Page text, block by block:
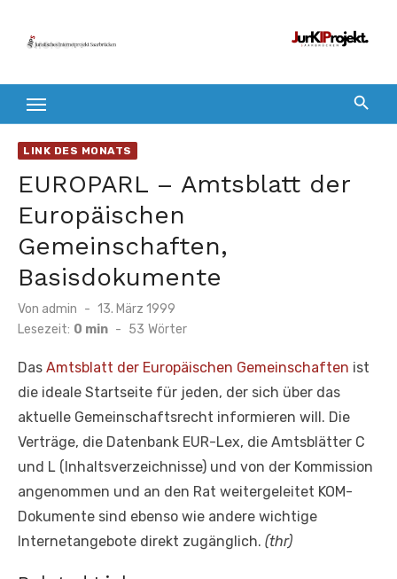
Inhalt
LINK DES MONATS
EUROPARL – Amtsblatt der
Europäischen
Gemeinschaften,
Basisdokumente
Von admin
Veröffentlicht
am
13. März 1999
Lesezeit: 0 min - 53 Wörter
Das Amtsblatt der Europäischen Gemeinschaften ist
die ideale Startseite für jeden, der sich über das
aktuelle Gemeinschaftsrecht informieren will. Die
Verträge, die Datenbank EUR-Lex, die Amtsblätter C
und L (Inhaltsverzeichnisse) und von der Kommission
angenommen und an den Rat weitergeleitet KOM-
Dokumente sind ebenso wie andere wichtige
Internetangebote direkt zugänglich. (thr)